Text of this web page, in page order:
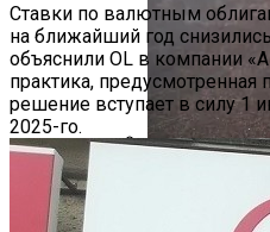
Около 26
Наконец-То
Молоко Или
Ставки по валютным
на ближайший год
объяснили OL в компании
практика, предусмотренная
решение вступает в силу 1
2025-го.